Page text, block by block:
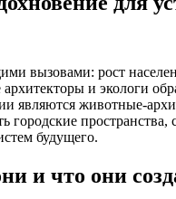
вызовами: рост
и экологи
являются животные-
городские
будущего.
и что они